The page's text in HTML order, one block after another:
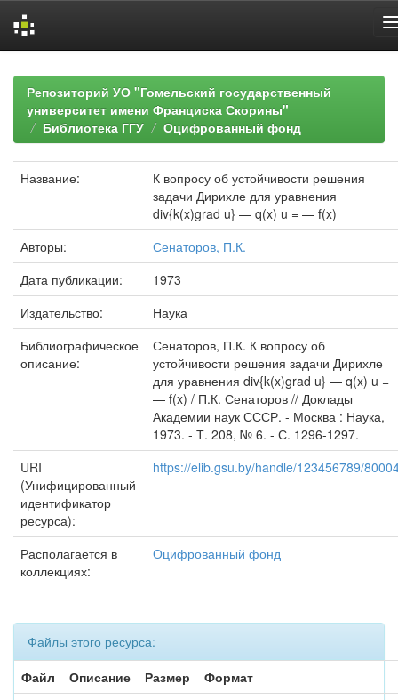
navigationРепозиторий УО "Гомельский государственный
университет имени Франциска Скорины"
Библиотека ГГУ
Оцифрованный фонд
Название:
К вопросу об устойчивости решения
задачи Дирихле для уравнения
div{k(x)grad u} — q(x) u = — f(x)
Авторы:
Сенаторов, П.К.
Дата публикации:
1973
Издательство:
Наука
Библиографическое
описание:
Сенаторов, П.К. К вопросу об
устойчивости решения задачи Дирихле
для уравнения div{k(x)grad u} — q(x) u =
— f(x) / П.К. Сенаторов // Доклады
Академии наук СССР. - Москва : Наука,
1973. - Т. 208, № 6. - С. 1296-1297.
URI
(Унифицированный
идентификатор
ресурса):
https://elib.gsu.by/handle/123456789/
Располагается в
коллекциях:
Оцифрованный фонд
Файлы этого ресурса:
Файл
Описание Размер
Формат